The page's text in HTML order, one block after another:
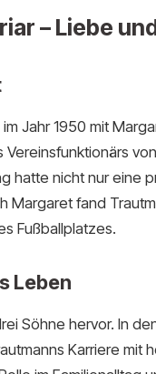
– Liebe
Jahr 1950 mit
hatte nicht nur eine
Margaret fand
Fußballplatzes.
Leben
Söhne hervor. In
Karriere mit